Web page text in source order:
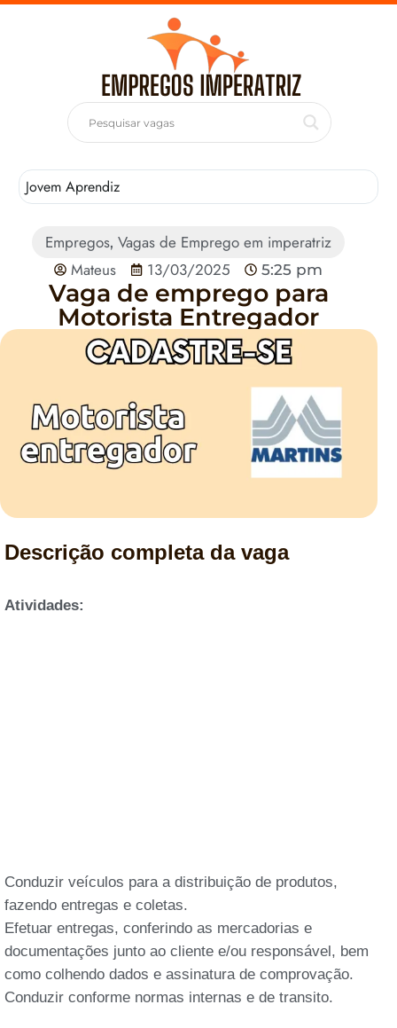
Jovem Aprendiz
Empregos,Vagas de Emprego em imperatriz
Mateus
13/03/2025 5:25 pm
Vaga de emprego para
Motorista Entregador
Descrição completa da vaga
Atividades:
Conduzir veículos para a distribuição de produtos,
fazendo entregas e coletas.
Efetuar entregas, conferindo as mercadorias e
documentações junto ao cliente e/ou responsável, bem
como colhendo dados e assinatura de comprovação.
Conduzir conforme normas internas e de transito.